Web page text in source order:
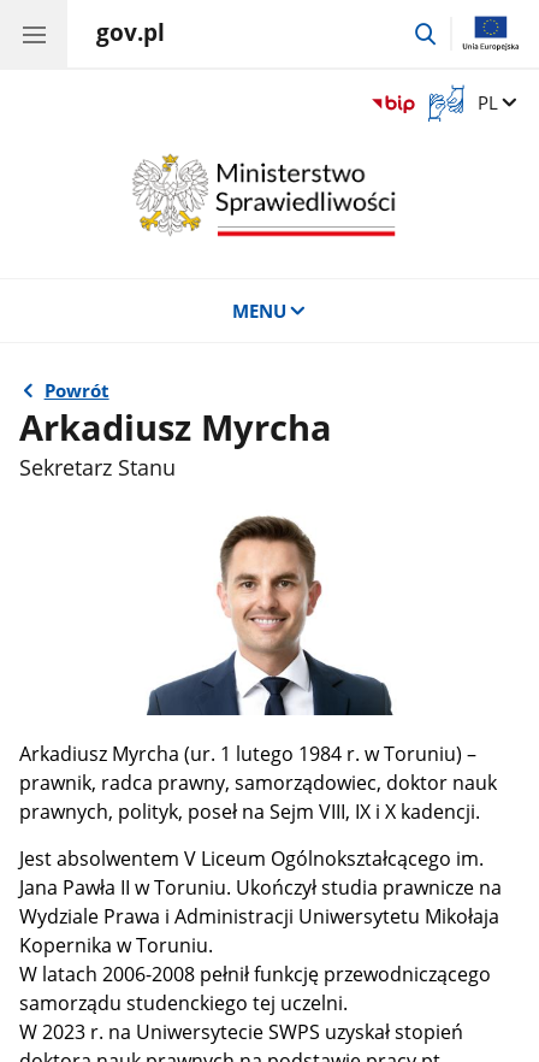
gov.pl
przejdź
Otwórz
okno
Zmień
PL
MENU
Powrót
Arkadiusz Myrcha
Sekretarz Stanu
Arkadiusz Myrcha (ur. 1 lutego 1984 r. w Toruniu) –
prawnik, radca prawny, samorządowiec, doktor nauk
prawnych, polityk, poseł na Sejm VIII, IX i X kadencji.
Jest absolwentem V Liceum Ogólnokształcącego im.
Jana Pawła II w Toruniu. Ukończył studia prawnicze na
Wydziale Prawa i Administracji Uniwersytetu Mikołaja
Kopernika w Toruniu.
W latach 2006-2008 pełnił funkcję przewodniczącego
samorządu studenckiego tej uczelni.
W 2023 r. na Uniwersytecie SWPS uzyskał stopień